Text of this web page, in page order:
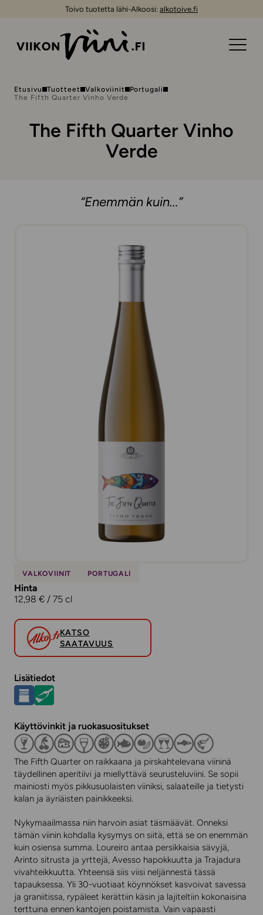
Toivo tuotetta lähi-Alkoosi: alkotoive.fi
Etusivu Tuotteet Valkoviinit
Portugali
The Fifth Quarter Vinho Verde
The Fifth Quarter Vinho
Verde
“Enemmän kuin...”
VALKOVIINIT PORTUGALI
Hinta
12,98 € / 75 cl
KATSO
SAATAVUUS
Lisätiedot
Käyttövinkit ja ruokasuositukset
The Fifth Quarter on raikkaana ja pirskahtelevana viininä
täydellinen aperitiivi ja miellyttävä seurusteluviini. Se sopii
mainiosti myös pikkusuolaisten viiniksi, salaateille ja tietysti
kalan ja äyriäisten painikkeeksi.
Nykymaailmassa niin harvoin asiat täsmäävät. Onneksi
tämän viinin kohdalla kysymys on siitä, että se on enemmän
kuin osiensa summa. Loureiro antaa persikkaisia sävyjä,
Arinto sitrusta ja yrttejä, Avesso hapokkuutta ja Trajadura
vivahteikkuutta. Yhteensä siis viisi neljännestä tässä
tapauksessa. Yli 30-vuotiaat köynnökset kasvoivat savessa
ja graniitissa, rypäleet kerättiin käsin ja lajiteltiin kokonaisina
terttuina ennen kantojen poistamista. Vain vapaasti